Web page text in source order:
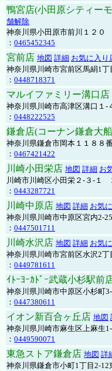
鴨宮店(小田原シティー
舗解除
神奈川県小田原市前川１２０
： 0465452345
宮前店 地図 詳細 お気に入り
神奈川県川崎市宮前区馬絹1丁
： 0448718371
マルイファミリー溝口店
神奈川県川崎市高津区溝口１-
： 0448222525
鎌倉店(コーナン鎌倉大
神奈川県鎌倉市岡本１１８８
： 0467421422
川崎小田栄店 地図 詳細 お
川崎市川崎区小田栄２‐３‐１
： 0443287721
川崎中原店 地図 詳細 お気
神奈川県川崎市中原区宮内2-
： 0447501711
川崎水沢店 地図 詳細 お気
神奈川県川崎市宮前区水沢2丁
： 0449781611
ｲﾄｰﾖｰｶﾄﾞｰ武蔵小杉駅前
神奈川県川崎市中原区小杉町
： 0447380611
イオン新百合ヶ丘店 地図
神奈川県川崎市麻生区上麻生
： 0449590071
東急ストア鎌倉店 地図 詳
神奈川県鎌倉市小町1丁目2-